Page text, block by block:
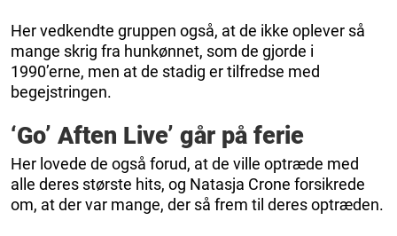
Her vedkendte gruppen også, at de ikke oplever så
mange skrig fra hunkønnet, som de gjorde i
1990’erne, men at de stadig er tilfredse med
begejstringen.
‘Go’ Aften Live’ går på ferie
Her lovede de også forud, at de ville optræde med
alle deres største hits, og Natasja Crone forsikrede
om, at der var mange, der så frem til deres optræden.